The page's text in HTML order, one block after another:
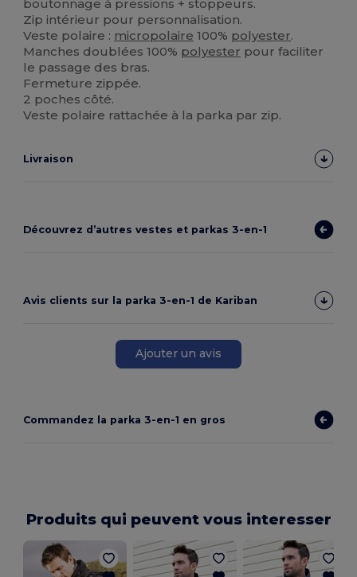
boutonnage à pressions + stoppeurs.
Zip intérieur pour personnalisation.
Veste polaire : micropolaire 100% polyester.
Manches doublées 100% polyester pour faciliter
le passage des bras.
Fermeture zippée.
2 poches côté.
Veste polaire rattachée à la parka par zip.
Livraison
Découvrez d’autres vestes et parkas 3-en-1
Avis clients sur la parka 3-en-1 de Kariban
Ajouter un avis
Commandez la parka 3-en-1 en gros
Produits qui peuvent vous interesser